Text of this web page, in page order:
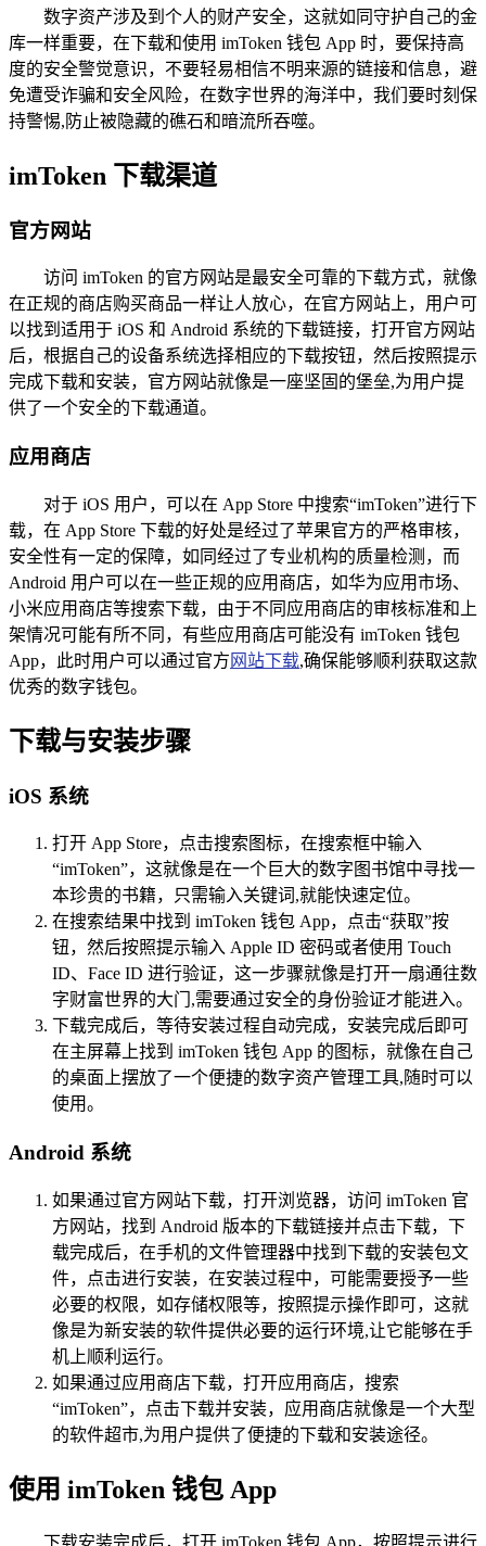
数字资产涉及到个人的财产安全，这就如同守护自己的金
库一样重要，在下载和使用 imToken 钱包 App 时，要保持高
度的安全警觉意识，不要轻易相信不明来源的链接和信息，避
免遭受诈骗和安全风险，在数字世界的海洋中，我们要时刻保
持警惕,防止被隐藏的礁石和暗流所吞噬。
imToken 下载渠道
官方网站
访问 imToken 的官方网站是最安全可靠的下载方式，就像
在正规的商店购买商品一样让人放心，在官方网站上，用户可
以找到适用于 iOS 和 Android 系统的下载链接，打开官方网站
后，根据自己的设备系统选择相应的下载按钮，然后按照提示
完成下载和安装，官方网站就像是一座坚固的堡垒,为用户提
供了一个安全的下载通道。
应用商店
对于 iOS 用户，可以在 App Store 中搜索“imToken”进行下
载，在 App Store 下载的好处是经过了苹果官方的严格审核，
安全性有一定的保障，如同经过了专业机构的质量检测，而
Android 用户可以在一些正规的应用商店，如华为应用市场、
小米应用商店等搜索下载，由于不同应用商店的审核标准和上
架情况可能有所不同，有些应用商店可能没有 imToken 钱包
App，此时用户可以通过官方 网站下载,确保能够顺利获取这款
优秀的数字钱包。
下载与安装步骤
iOS 系统
打开 App Store，点击搜索图标，在搜索框中输入
“imToken”，这就像是在一个巨大的数字图书馆中寻找一
本珍贵的书籍，只需输入关键词,就能快速定位。
在搜索结果中找到 imToken 钱包 App，点击“获取”按
钮，然后按照提示输入 Apple ID 密码或者使用 Touch
ID、Face ID 进行验证，这一步骤就像是打开一扇通往数
字财富世界的大门,需要通过安全的身份验证才能进入。
下载完成后，等待安装过程自动完成，安装完成后即可
在主屏幕上找到 imToken 钱包 App 的图标，就像在自己
的桌面上摆放了一个便捷的数字资产管理工具,随时可以
使用。
Android 系统
如果通过官方网站下载，打开浏览器，访问 imToken 官
方网站，找到 Android 版本的下载链接并点击下载，下
载完成后，在手机的文件管理器中找到下载的安装包文
件，点击进行安装，在安装过程中，可能需要授予一些
必要的权限，如存储权限等，按照提示操作即可，这就
像是为新安装的软件提供必要的运行环境,让它能够在手
机上顺利运行。
如果通过应用商店下载，打开应用商店，搜索
“imToken”，点击下载并安装，应用商店就像是一个大型
的软件超市,为用户提供了便捷的下载和安装途径。
使用 imToken 钱包 App
下载安装完成后，打开 imToken 钱包 App，按照提示进行